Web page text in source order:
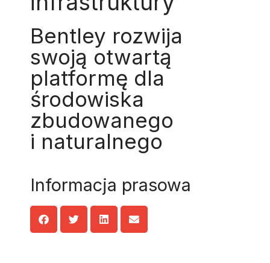
Bentley rozwija
swoją otwartą
platformę dla
środowiska
zbudowanego
i naturalnego
Informacja prasowa